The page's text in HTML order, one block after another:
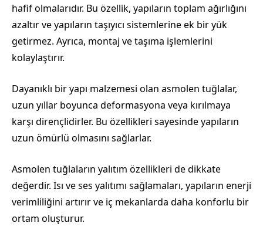
hafif olmalarıdır. Bu özellik, yapıların toplam ağırlığını
azaltır ve yapıların taşıyıcı sistemlerine ek bir yük
getirmez. Ayrıca, montaj ve taşıma işlemlerini
kolaylaştırır.
Dayanıklı bir yapı malzemesi olan asmolen tuğlalar,
uzun yıllar boyunca deformasyona veya kırılmaya
karşı dirençlidirler. Bu özellikleri sayesinde yapıların
uzun ömürlü olmasını sağlarlar.
Asmolen tuğlaların yalıtım özellikleri de dikkate
değerdir. Isı ve ses yalıtımı sağlamaları, yapıların enerji
verimliliğini artırır ve iç mekanlarda daha konforlu bir
ortam oluşturur.